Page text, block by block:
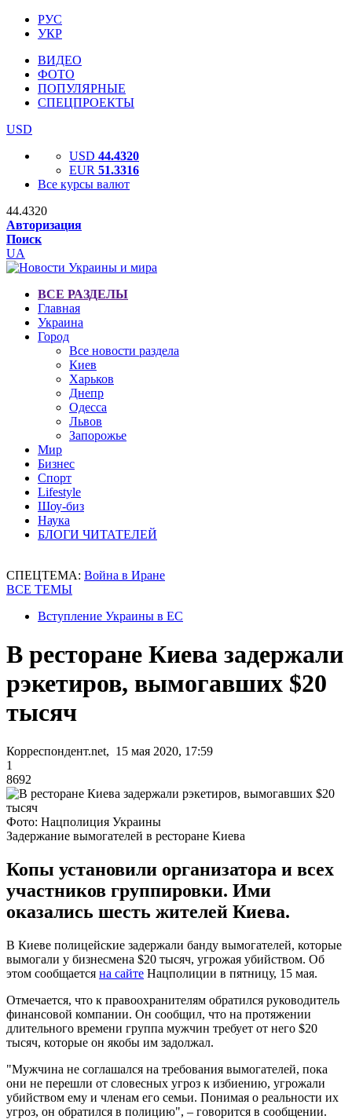
РУС
УКР
ВИДЕО
ФОТО
ПОПУЛЯРНЫЕ
СПЕЦПРОЕКТЫ
USD
USD 44.4320
EUR 51.3316
Все курсы валют
44.4320
Авторизация
Поиск
UA
ВСЕ РАЗДЕЛЫ
Главная
Украина
Город
Все новости раздела
Киев
Харьков
Днепр
Одесса
Львов
Запорожье
Мир
Бизнес
Спорт
Lifestyle
Шоу-биз
Наука
БЛОГИ ЧИТАТЕЛЕЙ
СПЕЦТЕМА: Война в Иране
ВСЕ ТЕМЫ
Вступление Украины в ЕС
В ресторане Киева задержали
рэкетиров, вымогавших $20
тысяч
Корреспондент.net, 15 мая 2020, 17:59
1
8692
Фото: Нацполиция Украины
Задержание вымогателей в ресторане Киева
Копы установили организатора и всех
участников группировки. Ими
оказались шесть жителей Киева.
В Киеве полицейские задержали банду вымогателей, которые
вымогали у бизнесмена $20 тысяч, угрожая убийством. Об
этом сообщается на сайте Нацполиции в пятницу, 15 мая.
Отмечается, что к правоохранителям обратился руководитель
финансовой компании. Он сообщил, что на протяжении
длительного времени группа мужчин требует от него $20
тысяч, которые он якобы им задолжал.
"Мужчина не соглашался на требования вымогателей, пока
они не перешли от словесных угроз к избиению, угрожали
убийством ему и членам его семьи. Понимая о реальности их
угроз, он обратился в полицию", – говорится в сообщении.